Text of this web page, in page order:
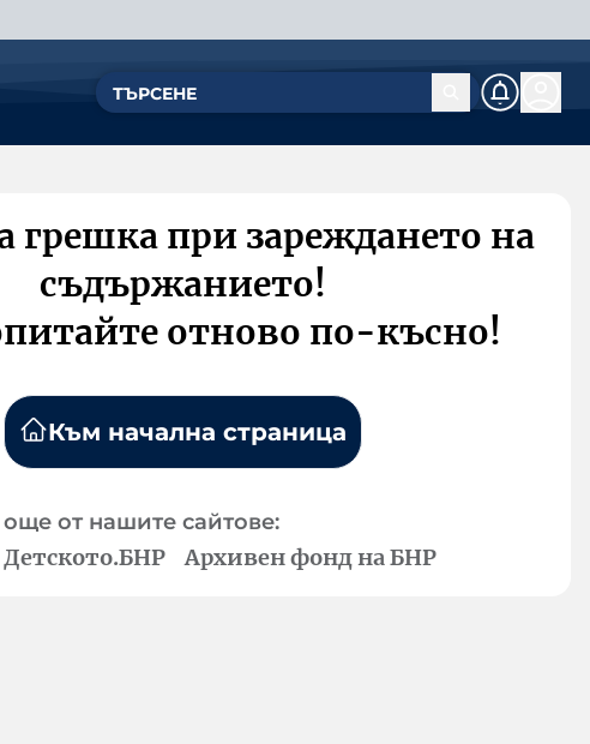
грешка при зареждането на
съдържанието!
отново по-късно!
Към начална страница
от нашите сайтове:
Детското.БНР Архивен фонд на БНР